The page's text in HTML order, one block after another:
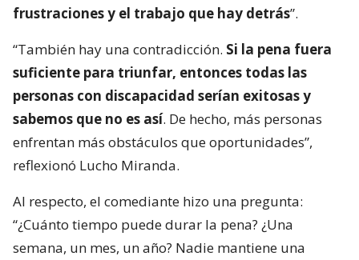
frustraciones y el trabajo que hay detrás”.
“También hay una contradicción. Si la pena fuera
suficiente para triunfar, entonces todas las
personas con discapacidad serían exitosas y
sabemos que no es así. De hecho, más personas
enfrentan más obstáculos que oportunidades”,
reflexionó Lucho Miranda.
Al respecto, el comediante hizo una pregunta:
“¿Cuánto tiempo puede durar la pena? ¿Una
semana, un mes, un año? Nadie mantiene una